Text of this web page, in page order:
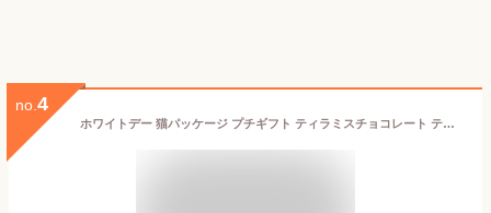
no. 4
ホワイトデー 猫パッケージ プチギフト ティラミスチョコレート ティラミスチョコ アーモンドチョコ 猫 ひとくちチョコ 猫モチーフ お菓子 スイーツ 通販 プレゼント 猫好き 誕生日 贈り物 かわいい 美味しい キトン・ティラミスアーモンドショコラ